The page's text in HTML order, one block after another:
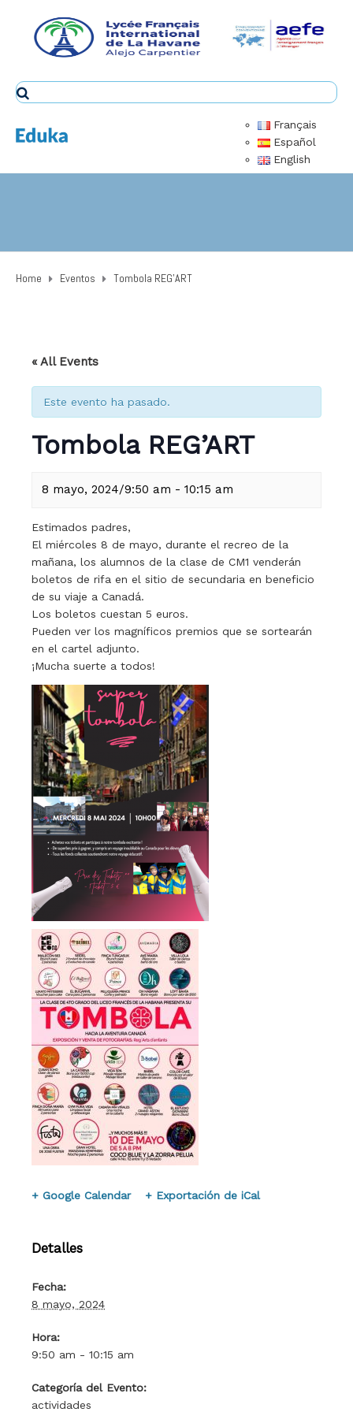
Français
Español
English
Home Eventos Tombola REG’ART
« All Events
Este evento ha pasado.
Tombola REG’ART
8 mayo, 2024/9:50 am - 10:15 am
Estimados padres,
El miércoles 8 de mayo, durante el recreo de la
mañana, los alumnos de la clase de CM1 venderán
boletos de rifa en el sitio de secundaria en beneficio
de su viaje a Canadá.
Los boletos cuestan 5 euros.
Pueden ver los magníficos premios que se sortearán
en el cartel adjunto.
¡Mucha suerte a todos!
+ Google Calendar + Exportación de iCal
Detalles
Fecha:
8 mayo, 2024
Hora:
9:50 am - 10:15 am
Categoría del Evento:
actividades